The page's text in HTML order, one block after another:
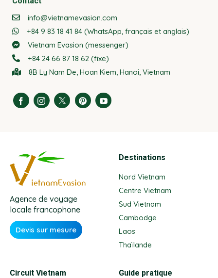
info@vietnamevasion.com
+84 9 83 18 41 84 (WhatsApp, français et anglais)
Vietnam Evasion (messenger)
+84 24 66 87 18 62 (fixe)
8B Ly Nam De, Hoan Kiem, Hanoi, Vietnam
Agence de voyage
locale francophone
Devis sur mesure
Destinations
Nord Vietnam
Centre Vietnam
Sud Vietnam
Cambodge
Laos
Thaïlande
Circuit Vietnam Guide pratique